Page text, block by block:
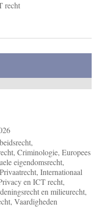
recht
Criminologie, Europees
eigendomsrecht,
Internationaal
en ICT recht,
en milieurecht,
Vaardigheden